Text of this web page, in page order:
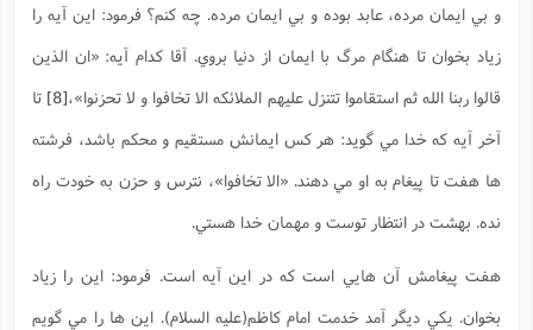
و بي ايمان مرده، عابد بوده و بي ايمان مرده. چه کنم؟ فرمود: اين آيه را
زياد بخوان تا هنگام مرگ با ايمان از دنيا بروي. آقا کدام آيه: «ان الذين
قالوا ربنا الله ثم استقاموا تتنزل عليهم الملائکه الا تخافوا و لا تحزنوا»،[8]
تا
آخر آيه که خدا مي گويد: هر کس ايمانش مستقيم و محکم باشد، فرشته
ها هفت تا پيغام به او مي دهند. «الا تخافوا»، نترس و حزن به خودت راه
نده. بهشت در انتظار توست و مهمان خدا هستي.
هفت پيغامش آن هايي است که در اين آيه است. فرمود: اين را زياد
بخوان. يکي ديگر آمد خدمت امام کاظم(علیه السلام). اين ها را مي گويم